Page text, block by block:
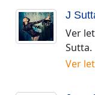
J
Ver
Sutta.
Ver